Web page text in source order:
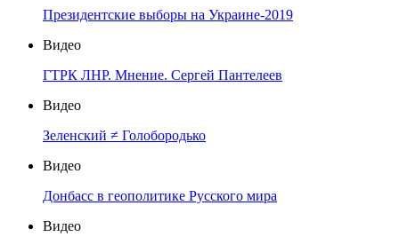
Президентские выборы на Украине-2019
Видео
ГТРК ЛНР. Мнение. Сергей Пантелеев
Видео
Зеленский ≠ Голобородько
Видео
Донбасс в геополитике Русского мира
Видео